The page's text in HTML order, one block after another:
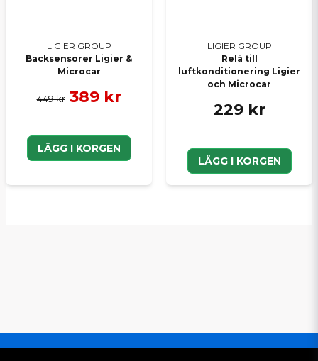
LIGIER GROUP
Backsensorer Ligier &
Microcar
449 kr 389 kr
LÄGG I KORGEN
LIGIER GROUP
Relä till
luftkonditionering Ligier
och Microcar
229 kr
LÄGG I KORGEN